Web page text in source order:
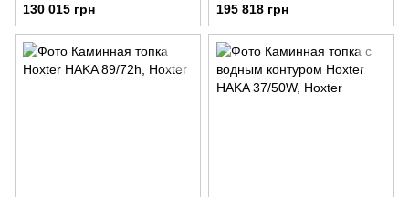
130 015 грн 195 818 грн